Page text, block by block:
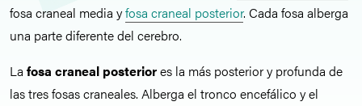
fosa craneal media yfosa craneal posterior. Cada fosa alberga
una parte diferente del cerebro.
La fosa craneal posteriores la más posterior y profunda de
las tres fosas craneales. Alberga el tronco encefálico y el